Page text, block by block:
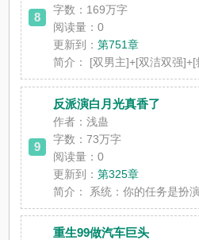
8
字数：169万字
阅读量：0
更新到：第751章
简介：
[双男主]+[双洁双强
9
反派演白月光真香了
作者：浅蛊
字数：73万字
阅读量：0
更新到：第325章
简介：
系统：你的任务是
重生99做汽车巨头